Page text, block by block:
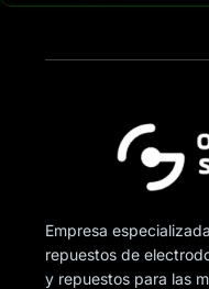
Empresa
repuestos de
y repuestos para las